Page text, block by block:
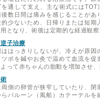
を通して支え、主な術式にはTOT
後数日間は痛みを感じることがあ
少ないため、日帰りまたは短期
となり、術後は定期的な経過観察
子治療
はっきりしないが、冷えが原因
ボを鍼やお灸で温めて血流を促
って赤ちゃんの胎動を増加させ、
両側の卵管が狭窄していたり、閉
バルーン（風船）カテーテルを